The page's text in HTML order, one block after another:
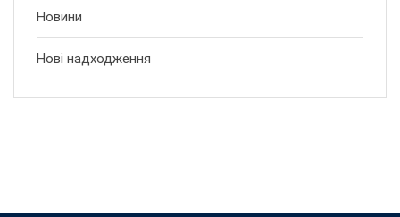
Новини
Нові надходження